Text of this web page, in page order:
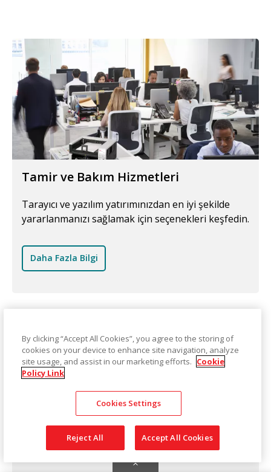
Tamir ve Bakım Hizmetleri
Tarayıcı ve yazılım yatırımınızdan en iyi şekilde
yararlanmanızı sağlamak için seçenekleri keşfedin.
Daha Fazla Bilgi
Teknik Destek
By clicking “Accept All Cookies”, you agree to the storing of
cookies on your device to enhance site navigation, analyze
site usage, and assist in our marketing efforts. Cookie
Policy Link
Cookies Settings
Reject All Accept All Cookies